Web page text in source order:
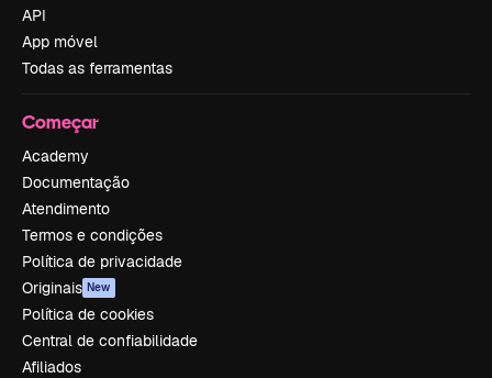
API
App móvel
Todas as ferramentas
Começar
Academy
Documentação
Atendimento
Termos e condições
Política de privacidade
Originais New
Política de cookies
Central de confiabilidade
Afiliados